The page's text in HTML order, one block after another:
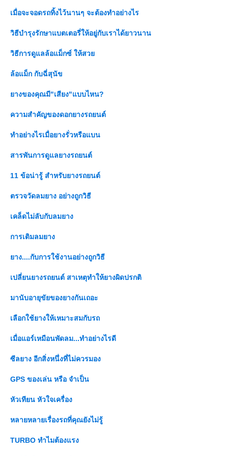
เมื่อจะจอดรถทิ้งไว้นานๆ จะต้องทำอย่างไร
วิธีบำรุงรักษาแบตเตอรี่ให้อยู่กับเราได้ยาวนาน
วิธีการดูแลล้อแม็กซ์ ให้สว
ล้อแม็ก กับฉี่สุนัข
างของคุณมี"เสียง"แบบไหน?
ความสำคัญของดอกยางรถยนต์
ทำอย่างไรเมื่อยางรั่วหรือแบน
สารพันการดูแลยางรถยนต์
11 ข้อน่ารู้ สำหรับยางรถยนต์
ตรวจวัดลมยาง อย่างถูกวิธี
เคล็ดไม่ลับกับลมยาง
การเติมลมยาง
าง....กับการใช้งานอย่างถูกวิธี
เปลี่ยนยางรถยนต์ สาเหตุทำให้ยางผิดปรกติ
มานับอายุขัยของยางกันเถอะ
เลือกใช้ยางให้เหมาะสมกับรถ
เมื่อแอร์เหมือนพัดลม...ทำอย่างไรดี
ซีลยาง อีกสิ่งหนึ่งที่ไม่ควรมอง
GPS ของเล่น หรือ จำเป็น
หัวเทียน หัวใจเครื่อง
หลายหลายเรื่องรถที่คุณยังไม่รู้
TURBO ทำไมต้องแรง